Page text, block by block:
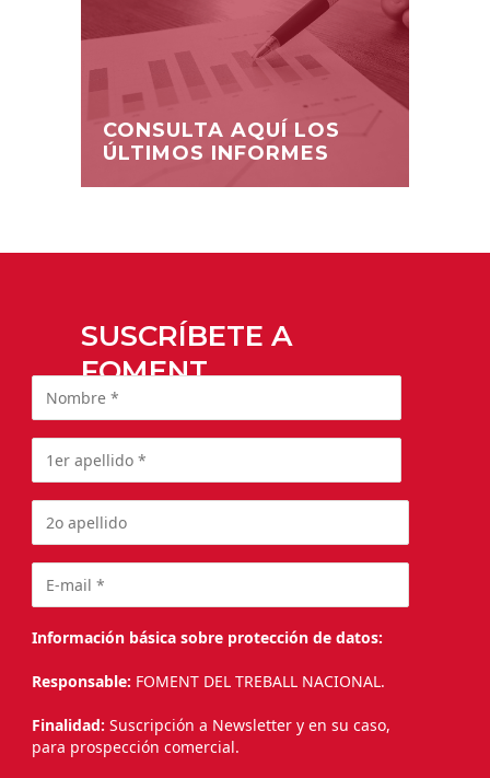
CONSULTA AQUÍ LOS
ÚLTIMOS INFORMES
SUSCRÍBETE A
FOMENT
Información básica sobre protección de datos:
Responsable: FOMENT DEL TREBALL NACIONAL.
Finalidad: Suscripción a Newsletter y en su caso,
para prospección comercial.